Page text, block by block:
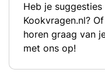
Heb je
Kookvragen.nl?
horen graag van
met ons op!